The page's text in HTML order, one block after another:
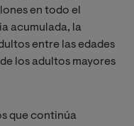
en todo el
acumulada, la
entre las edades
los adultos mayores
que continúa